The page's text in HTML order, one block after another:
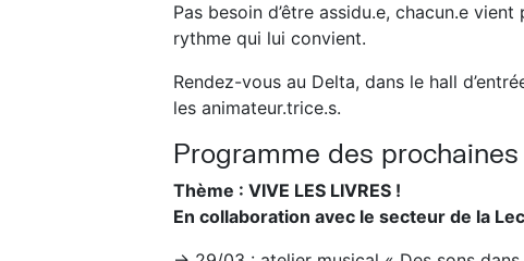
Pas besoin d’être assidu.e, chacun.e
rythme qui lui convient.
Rendez-vous au Delta, dans le hall
les animateur.trice.s.
Programme des
Thème : VIVE LES LIVRES !
En collaboration avec le secteur de la